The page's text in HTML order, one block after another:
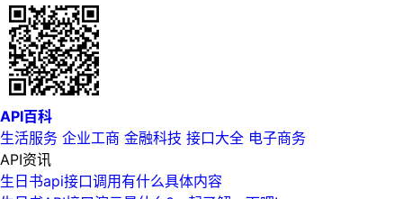
API百科
生活服务 企业工商 金融科技 接口大全 电子商务
API资讯
生日书api接口调用有什么具体内容